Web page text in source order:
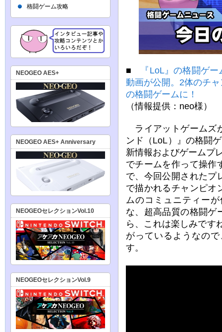
■
『LoL』の格闘ゲ
動画が公開。2体のチ
の格闘ゲームに！
（情報提供：neo様）
ライアットゲームズ
ンド（LoL）』の格闘
新情報およびゲームプ
でチームを作って操作
で、今回公開されたプ
で描かれるチャンピオ
ムのコミュニティー
な、超高品質の格闘
ら、これは楽しみです
がっているようなの
す。
格闘ゲーム攻略
NEOGEO AES+
NEOGEO AES+ Anniversary
NEOGEOセレクションVol.10
NEOGEOセレクションVol.9